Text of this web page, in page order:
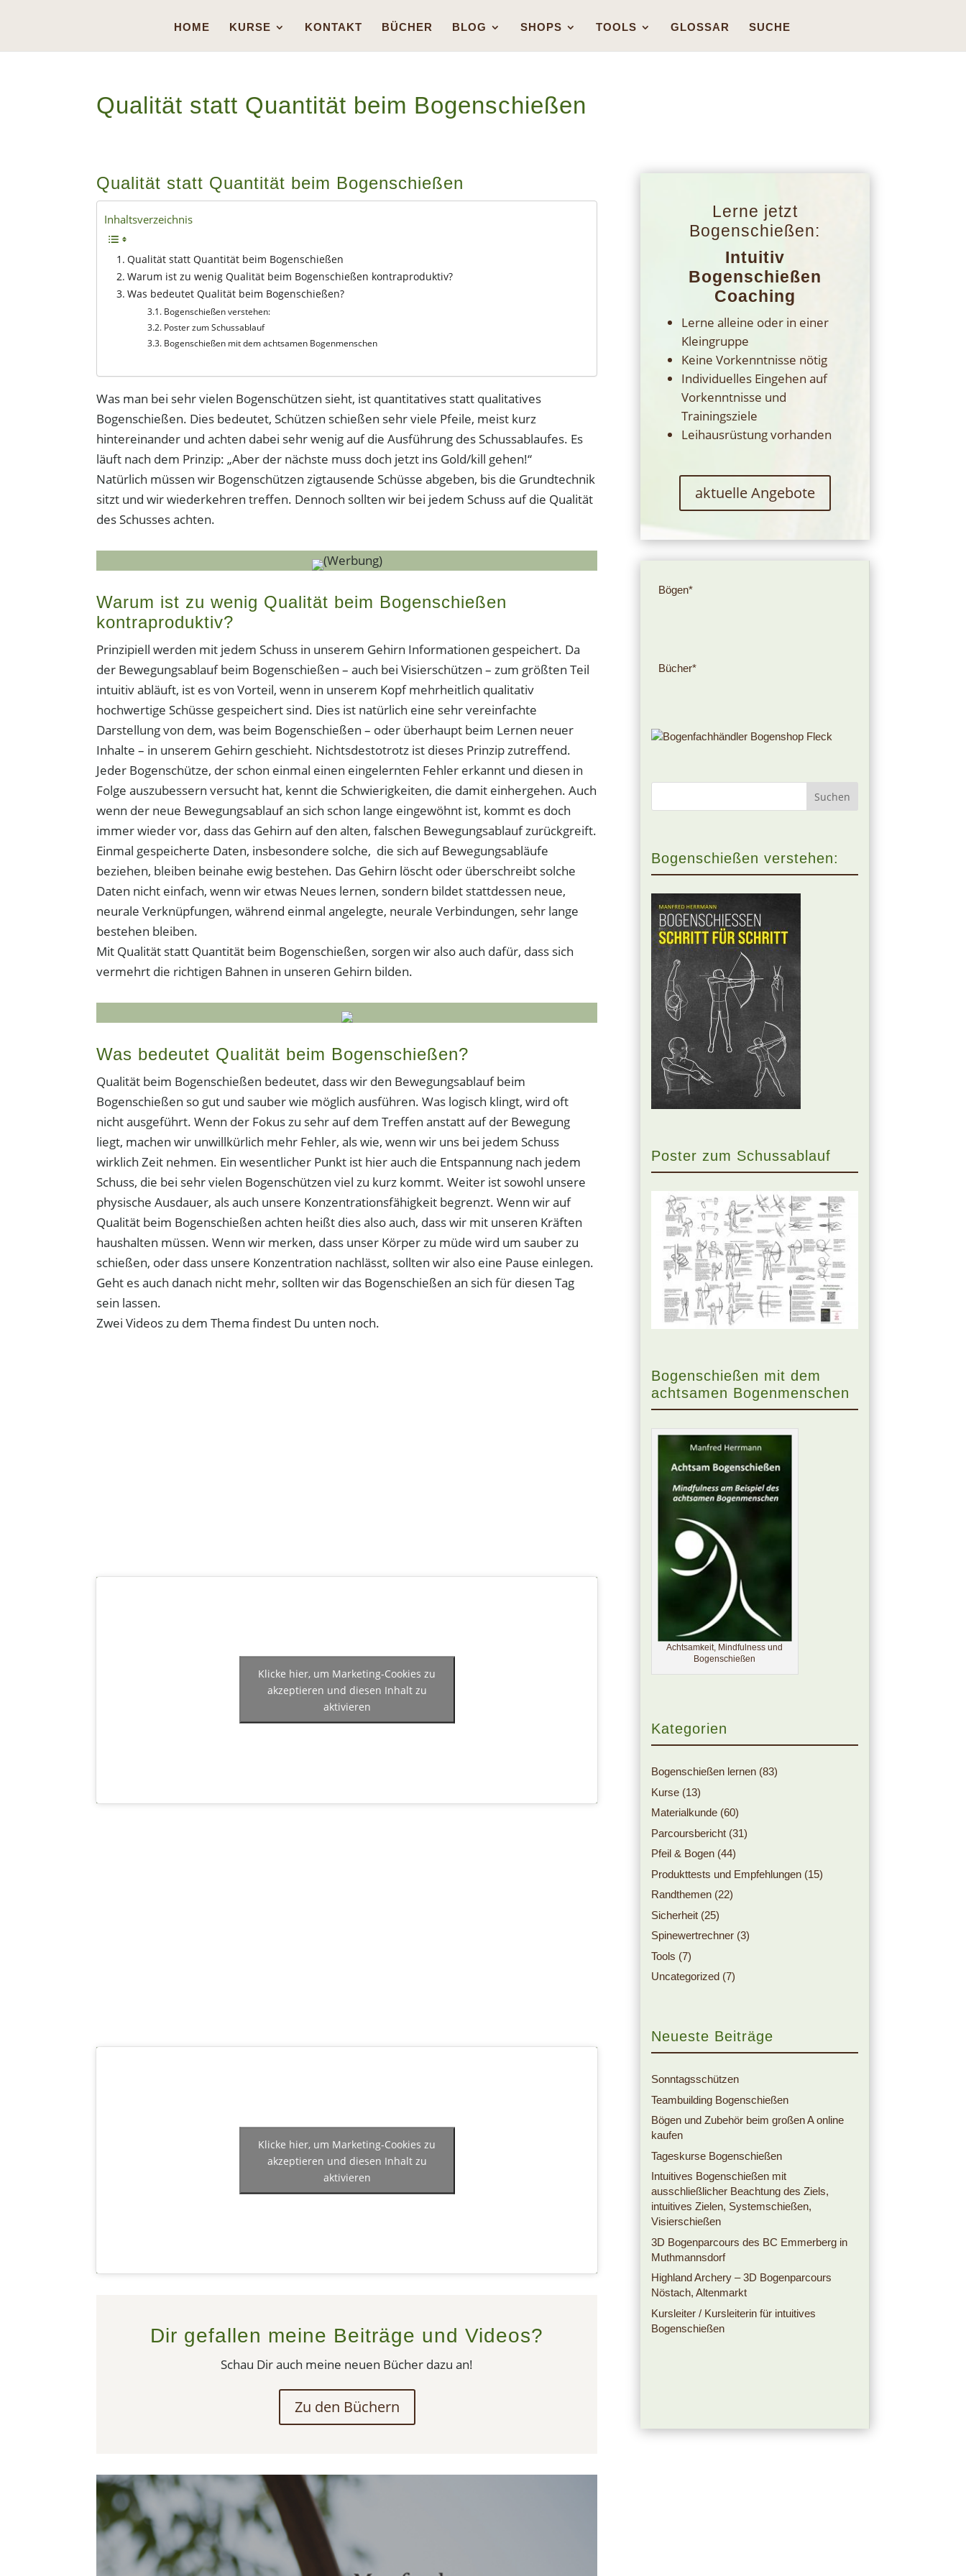
HOME KURSE KONTAKT BÜCHER BLOG SHOPS TOOLS GLOSSAR SUCHE
Qualität statt Quantität beim Bogenschießen
Qualität statt Quantität beim Bogenschießen
Inhaltsverzeichnis
Qualität statt Quantität beim Bogenschießen
Warum ist zu wenig Qualität beim Bogenschießen kontraproduktiv?
Was bedeutet Qualität beim Bogenschießen?
Bogenschießen verstehen:
Poster zum Schussablauf
Bogenschießen mit dem achtsamen Bogenmenschen
Was man bei sehr vielen Bogenschützen sieht, ist quantitatives statt qualitatives
Bogenschießen. Dies bedeutet, Schützen schießen sehr viele Pfeile, meist kurz
hintereinander und achten dabei sehr wenig auf die Ausführung des Schussablaufes. Es
läuft nach dem Prinzip: „Aber der nächste muss doch jetzt ins Gold/kill gehen!“
Natürlich müssen wir Bogenschützen zigtausende Schüsse abgeben, bis die Grundtechnik
sitzt und wir wiederkehren treffen. Dennoch sollten wir bei jedem Schuss auf die Qualität
des Schusses achten.
(Werbung)
Warum ist zu wenig Qualität beim Bogenschießen
kontraproduktiv?
Prinzipiell werden mit jedem Schuss in unserem Gehirn Informationen gespeichert. Da
der Bewegungsablauf beim Bogenschießen – auch bei Visierschützen – zum größten Teil
intuitiv abläuft, ist es von Vorteil, wenn in unserem Kopf mehrheitlich qualitativ
hochwertige Schüsse gespeichert sind. Dies ist natürlich eine sehr vereinfachte
Darstellung von dem, was beim Bogenschießen – oder überhaupt beim Lernen neuer
Inhalte – in unserem Gehirn geschieht. Nichtsdestotrotz ist dieses Prinzip zutreffend.
Jeder Bogenschütze, der schon einmal einen eingelernten Fehler erkannt und diesen in
Folge auszubessern versucht hat, kennt die Schwierigkeiten, die damit einhergehen. Auch
wenn der neue Bewegungsablauf an sich schon lange eingewöhnt ist, kommt es doch
immer wieder vor, dass das Gehirn auf den alten, falschen Bewegungsablauf zurückgreift.
Einmal gespeicherte Daten, insbesondere solche, die sich auf Bewegungsabläufe
beziehen, bleiben beinahe ewig bestehen. Das Gehirn löscht oder überschreibt solche
Daten nicht einfach, wenn wir etwas Neues lernen, sondern bildet stattdessen neue,
neurale Verknüpfungen, während einmal angelegte, neurale Verbindungen, sehr lange
bestehen bleiben.
Mit Qualität statt Quantität beim Bogenschießen, sorgen wir also auch dafür, dass sich
vermehrt die richtigen Bahnen in unseren Gehirn bilden.
Was bedeutet Qualität beim Bogenschießen?
Qualität beim Bogenschießen bedeutet, dass wir den Bewegungsablauf beim
Bogenschießen so gut und sauber wie möglich ausführen. Was logisch klingt, wird oft
nicht ausgeführt. Wenn der Fokus zu sehr auf dem Treffen anstatt auf der Bewegung
liegt, machen wir unwillkürlich mehr Fehler, als wie, wenn wir uns bei jedem Schuss
wirklich Zeit nehmen. Ein wesentlicher Punkt ist hier auch die Entspannung nach jedem
Schuss, die bei sehr vielen Bogenschützen viel zu kurz kommt. Weiter ist sowohl unsere
physische Ausdauer, als auch unsere Konzentrationsfähigkeit begrenzt. Wenn wir auf
Qualität beim Bogenschießen achten heißt dies also auch, dass wir mit unseren Kräften
haushalten müssen. Wenn wir merken, dass unser Körper zu müde wird um sauber zu
schießen, oder dass unsere Konzentration nachlässt, sollten wir also eine Pause einlegen.
Geht es auch danach nicht mehr, sollten wir das Bogenschießen an sich für diesen Tag
sein lassen.
Zwei Videos zu dem Thema findest Du unten noch.
Klicke hier, um Marketing-Cookies zu
akzeptieren und diesen Inhalt zu
aktivieren
Klicke hier, um Marketing-Cookies zu
akzeptieren und diesen Inhalt zu
aktivieren
Dir gefallen meine Beiträge und Videos?
Schau Dir auch meine neuen Bücher dazu an!
Zu den Büchern
Lerne jetzt
Bogenschießen:
Intuitiv
Bogenschießen
Coaching
Lerne alleine oder in einer
Kleingruppe
Keine Vorkenntnisse nötig
Individuelles Eingehen auf
Vorkenntnisse und
Trainingsziele
Leihausrüstung vorhanden
aktuelle Angebote
Bögen*
Bücher*
Bogenschießen verstehen:
Poster zum Schussablauf
Bogenschießen mit dem
achtsamen Bogenmenschen
Achtsamkeit, Mindfulness und
Bogenschießen
Kategorien
Bogenschießen lernen(83)
Kurse(13)
Materialkunde(60)
Parcoursbericht(31)
Pfeil & Bogen(44)
Produkttests und Empfehlungen(15)
Randthemen(22)
Sicherheit(25)
Spinewertrechner(3)
Tools (7)
Uncategorized(7)
Neueste Beiträge
Sonntagsschützen
Teambuilding Bogenschießen
Bögen und Zubehör beim großen A online
kaufen
Tageskurse Bogenschießen
Intuitives Bogenschießen mit
ausschließlicher Beachtung des Ziels,
intuitives Zielen, Systemschießen,
Visierschießen
3D Bogenparcours des BC Emmerberg in
Muthmannsdorf
Highland Archery – 3D Bogenparcours
Nöstach, Altenmarkt
Kursleiter / Kursleiterin für intuitives
Bogenschießen